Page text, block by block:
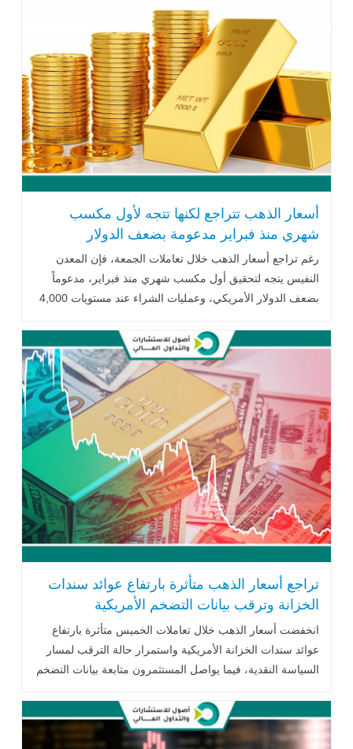
أسعار الذهب تتراجع لكنها تتجه لأول مكسب
شهري منذ فبراير مدعومة بضعف الدولار
الأمريكي
رغم تراجع أسعار الذهب خلال تعاملات الجمعة، فإن المعدن
النفيس يتجه لتحقيق أول مكسب شهري منذ فبراير، مدعوماً
بضعف الدولار الأمريكي، وعمليات الشراء عند مستويات 4,000
التوترات الجيوسياسية في الشرق الأوسط.
تراجع أسعار الذهب متأثرة بارتفاع عوائد سندات
الخزانة وترقب بيانات التضخم الأمريكية
انخفضت أسعار الذهب خلال تعاملات الخميس متأثرة بارتفاع
عوائد سندات الخزانة الأمريكية واستمرار حالة الترقب لمسار
السياسة النقدية، فيما يواصل المستثمرون متابعة بيانات التضخم
الاتجاه المقبل للمعدن النفيس.